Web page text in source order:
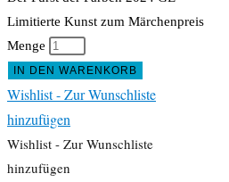
Limitierte Kunst zum Märchenpreis
Menge
IN DEN WARENKORB
Wishlist - Zur Wunschliste
hinzufügen
Wishlist - Zur Wunschliste
hinzufügen